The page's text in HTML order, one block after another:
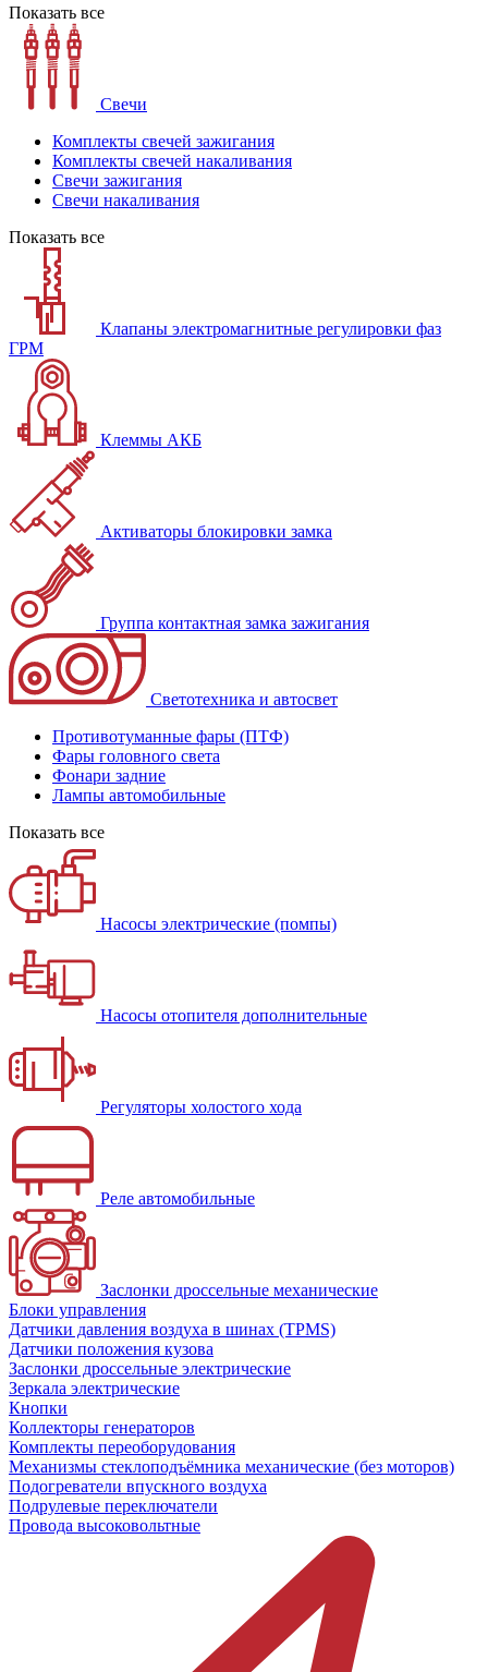
Показать все
Свечи
Комплекты свечей зажигания
Комплекты свечей накаливания
Свечи зажигания
Свечи накаливания
Показать все
Клапаны электромагнитные регулировки фаз
ГРМ
Клеммы АКБ
Активаторы блокировки замка
Группа контактная замка зажигания
Светотехника и автосвет
Противотуманные фары (ПТФ)
Фары головного света
Фонари задние
Лампы автомобильные
Показать все
Насосы электрические (помпы)
Насосы отопителя дополнительные
Регуляторы холостого хода
Реле автомобильные
Заслонки дроссельные механические
Блоки управления
Датчики давления воздуха в шинах (TPMS)
Датчики положения кузова
Заслонки дроссельные электрические
Зеркала электрические
Кнопки
Коллекторы генераторов
Комплекты переоборудования
Механизмы стеклоподъёмника механические (без моторов)
Подогреватели впускного воздуха
Подрулевые переключатели
Провода высоковольтные